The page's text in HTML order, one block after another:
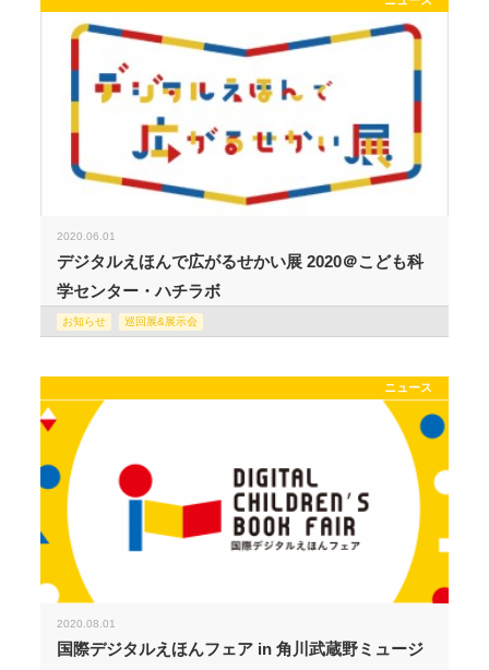
2020.06.01
デジタルえほんで広がるせかい展 2020＠こども科
学センター・ハチラボ
お知らせ 巡回展&展示会
ニュース
2020.08.01
国際デジタルえほんフェア in 角川武蔵野ミュージ